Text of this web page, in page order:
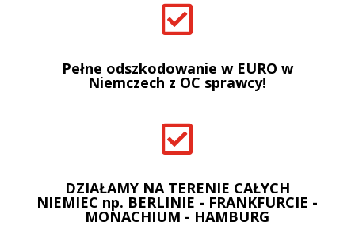

Pełne odszkodowanie w EURO w
Niemczech z OC sprawcy!

DZIAŁAMY NA TERENIE CAŁYCH
NIEMIEC np. BERLINIE - FRANKFURCIE -
MONACHIUM - HAMBURG